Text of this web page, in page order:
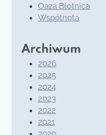
Oaza Błotnica
Wspólnota
Archiwum
2026
2025
2024
2023
2022
2021